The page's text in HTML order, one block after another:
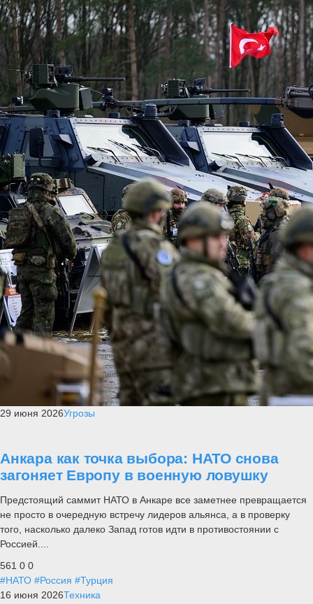
29 июня 2026Угрозы
Анкара как точка выбора: НАТО снова
загоняет Европу в военную ловушку
Предстоящий саммит НАТО в Анкаре все заметнее превращается
не просто в очередную встречу лидеров альянса, а в проверку
того, насколько далеко Запад готов идти в противостоянии с
Россией....
561 0 0
#НАТО #Россия #Турция
16 июня 2026Техника